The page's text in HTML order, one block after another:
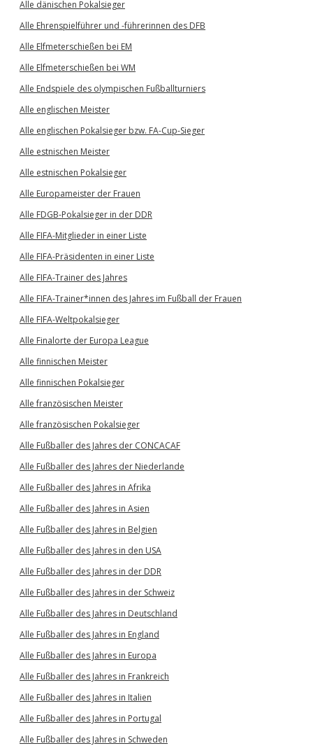
Alle dänischen Pokalsieger
Alle Ehrenspielführer und -führerinnen des DFB
Alle Elfmeterschießen bei EM
Alle Elfmeterschießen bei WM
Alle Endspiele des olympischen Fußballturniers
Alle englischen Meister
Alle englischen Pokalsieger bzw. FA-Cup-Sieger
Alle estnischen Meister
Alle estnischen Pokalsieger
Alle Europameister der Frauen
Alle FDGB-Pokalsieger in der DDR
Alle FIFA-Mitglieder in einer Liste
Alle FIFA-Präsidenten in einer Liste
Alle FIFA-Trainer des Jahres
Alle FIFA-Trainer*innen des Jahres im Fußball der Frauen
Alle FIFA-Weltpokalsieger
Alle Finalorte der Europa League
Alle finnischen Meister
Alle finnischen Pokalsieger
Alle französischen Meister
Alle französischen Pokalsieger
Alle Fußballer des Jahres der CONCACAF
Alle Fußballer des Jahres der Niederlande
Alle Fußballer des Jahres in Afrika
Alle Fußballer des Jahres in Asien
Alle Fußballer des Jahres in Belgien
Alle Fußballer des Jahres in den USA
Alle Fußballer des Jahres in der DDR
Alle Fußballer des Jahres in der Schweiz
Alle Fußballer des Jahres in Deutschland
Alle Fußballer des Jahres in England
Alle Fußballer des Jahres in Europa
Alle Fußballer des Jahres in Frankreich
Alle Fußballer des Jahres in Italien
Alle Fußballer des Jahres in Portugal
Alle Fußballer des Jahres in Schweden